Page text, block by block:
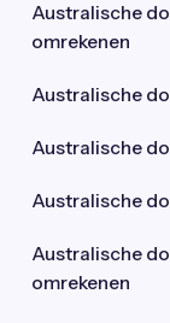
Australische
omrekenen
Australische
Australische
Australische
Australische
omrekenen